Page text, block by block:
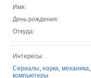
Имя:
День рождения:
Откуда:
Интересы:
Сериалы, наука, механика,
компьютеры